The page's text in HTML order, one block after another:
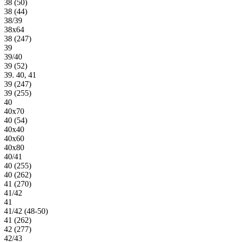
38 (50)
38 (44)
38/39
38х64
38 (247)
39
39/40
39 (52)
39. 40, 41
39 (247)
39 (255)
40
40х70
40 (54)
40х40
40х60
40х80
40/41
40 (255)
40 (262)
41 (270)
41/42
41
41/42 (48-50)
41 (262)
42 (277)
42/43